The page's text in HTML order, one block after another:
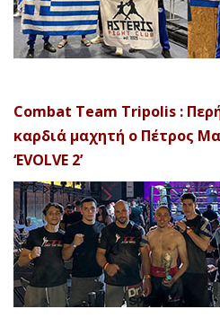
Combat Team Tripolis :
καρδιά μαχητή ο Πέτρος
‘EVOLVE 2’